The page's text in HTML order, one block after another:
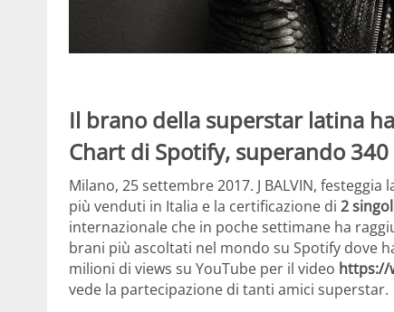
Il brano della superstar latina
Chart di Spotify, superando
Milano, 25 settembre 2017. J BALVIN,
più venduti in Italia e la certificazione di 2
internazionale che in poche settimane ha
brani più ascoltati nel mondo su Spotify dove
milioni di views su YouTube per il video https://
vede la partecipazione di tanti amici superstar.